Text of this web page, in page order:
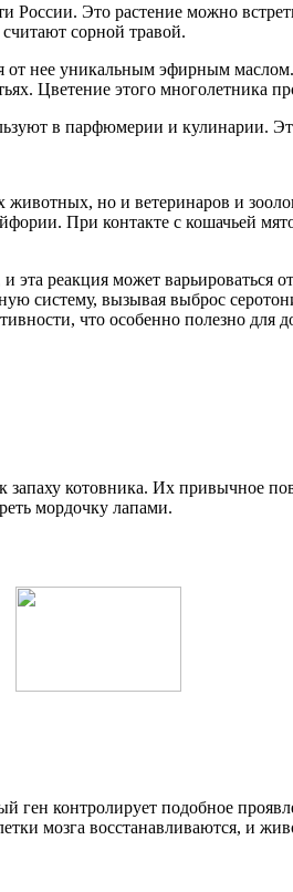
Это растение можно
сорной травой.
нее уникальным эфирным маслом.
Цветение этого многолетника
в парфюмерии и кулинарии.
но и ветеринаров и
При контакте с кошачьей
реакция может
систему, вызывая выброс
что особенно полезно
котовника. Их привычное
мордочку лапами.
контролирует подобное
мозга восстанавливаются, и